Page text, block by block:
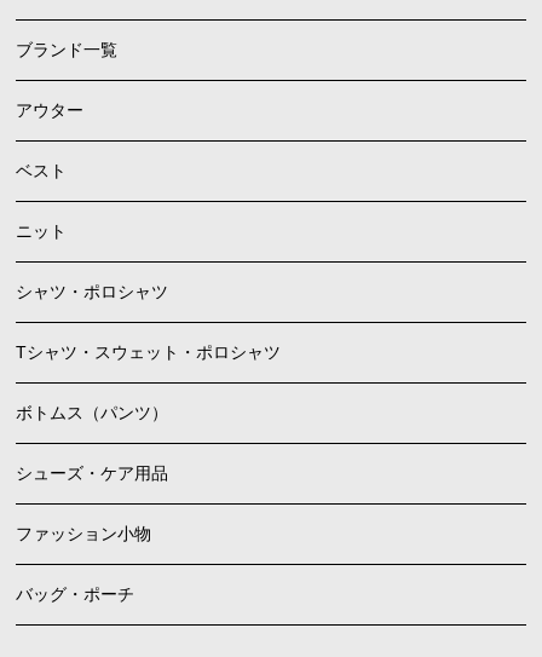
ブランド一覧
アウター
ベスト
ニット
シャツ・ポロシャツ
Tシャツ・スウェット・ポロシャツ
ボトムス（パンツ）
シューズ・ケア用品
ファッション小物
バッグ・ポーチ